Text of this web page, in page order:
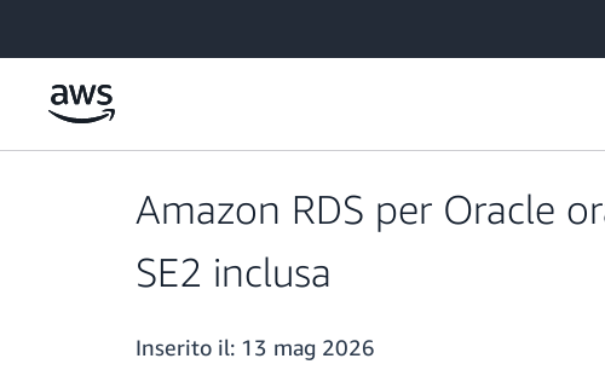
Amazon RDS per Oracle
SE2 inclusa
Inserito il: 13 mag 2026